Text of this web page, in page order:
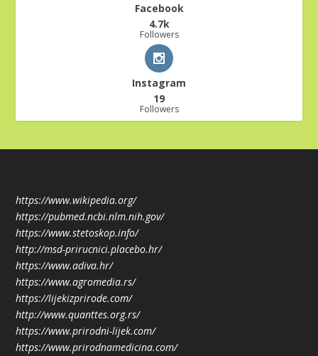
Facebook
4.7k
Followers
Instagram
19
Followers
https://www.wikipedia.org/
https://pubmed.ncbi.nlm.nih.gov/
https://www.stetoskop.info/
http://msd-prirucnici.placebo.hr/
https://www.adiva.hr/
https://www.agromedia.rs/
https://lijekizprirode.com/
http://www.quanttes.org.rs/
https://www.prirodni-lijek.com/
https://www.prirodnamedicina.com/